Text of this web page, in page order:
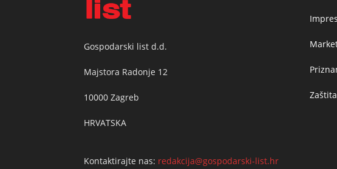
Gospodarski list d.d.
Majstora Radonje 12
10000 Zagreb
HRVATSKA
Kontaktirajte nas: redakcija@gospodarski-list.hr